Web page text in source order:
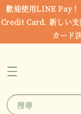
歡迎使用LINE Pay
Credit Card. 新しい支
カード
搜尋